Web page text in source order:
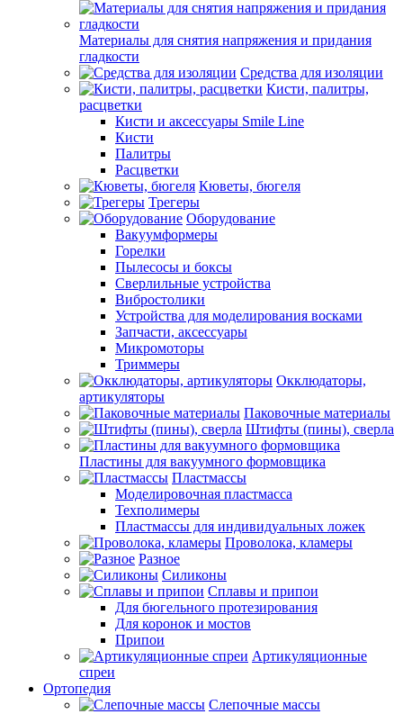
Материалы для снятия напряжения и придания
гладкости
Средства для изоляции
Кисти, палитры,
расцветки
Кисти и аксессуары Smile Line
Кисти
Палитры
Расцветки
Кюветы, бюгеля
Трегеры
Оборудование
Вакуумформеры
Горелки
Пылесосы и боксы
Сверлильные устройства
Вибростолики
Устройства для моделирования восками
Запчасти, аксессуары
Микромоторы
Триммеры
Окклюдаторы,
артикуляторы
Паковочные материалы
Штифты (пины), сверла
Пластины для вакуумного формовщика
Пластмассы
Моделировочная пластмасса
Техполимеры
Пластмассы для индивидуальных ложек
Проволока, кламеры
Разное
Силиконы
Сплавы и припои
Для бюгельного протезирования
Для коронок и мостов
Припои
Артикуляционные
спреи
Ортопедия
Слепочные массы